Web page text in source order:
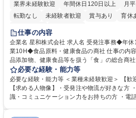
業界未経験歓迎
年間休日120日以上
月
転勤なし
未経験者歓迎 賞与あり 育休
交通費支給
仕事の内容
企業名 星和株式会社 求人名 受発注事務◆年休125日・年収400万～・残
業10H◆食品原料・健康食品の商社 仕事の内容 輸入される食品原料や食
品添加物、健康食品等を扱う「食」の総合商
として営業サポートや書類作成、データ入力
せします。 ・受注／出荷指示／売上管理／仕入管理／在庫管理／お客様や
倉庫と電話確認など、販売に関わる事務、営
・入社後は商品について覚えることから始め、
必要な経験・能力等
必要な経験・能力等 ＜業種未経験歓迎＞ 【歓
【求める人物像】・受発注や物流が好きな方
識・コミュニケーション力をお持ちの方 ・電